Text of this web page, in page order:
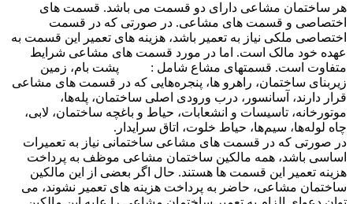
هر ساختمان مشاعی دارای دو قسمت می باشد. قسمت های
اختصاصی و قسمت های مشاعی. در صورتی که در قسمت
اختصاصی ملکی نیاز به تعمیر باشد، هزینه های تعمیر این قسمت به
عهده خود مالک است. اما در مورد قسمت های مشاعی شرایط
متفاوت است. قسمتهای مشاع شامل : پشت بام، زمین
زیربنای ساختمان، راهرو ها، پنجره‌هایی که در قسمت های مشاعی
قرار دارند، آسانسور، درب ورودی اصلی ساختمان، پله‌ها،
موتورخانه، تاسیسات و انشعابات، حیاط و باغچه ساختمان، لابی،
چاه لوله‌ها، سیم‌ها، حیاط خلوت، اتاق سرایدار.
در صورتی که در قسمت های مشاعی ساختمانی نیاز به تعمیرات
اساسی باشد، همه مالکین ساختمان مشاعی موظف به پرداخت
هزینه تعمیر این قسمت ها هستند. حال اگر بعضی از این مالکین
ساختمان مشاعی، حاضر به پرداخت هزینه های تعمیر نشوند، می